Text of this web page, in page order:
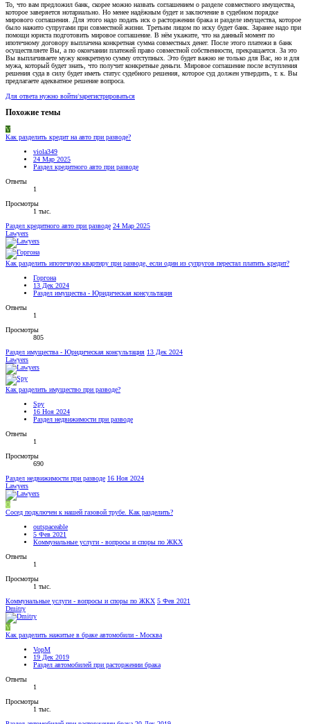
То, что вам предложил банк, скорее можно назвать соглашением о разделе совместного имущества,
которое заверяется нотариально. Но менее надёжным будет и заключение в судебном порядке
мирового соглашения. Для этого надо подать иск о расторжении брака и разделе имущества, которое
было нажито супругами при совместной жизни. Третьим лицом по иску будет банк. Заранее надо при
помощи юриста подготовить мировое соглашение. В нём укажите, что на данный момент по
ипотечному договору выплачена конкретная сумма совместных денег. После этого платежи в банк
осуществляете Вы, а по окончании платежей право совместной собственности, прекращается. За это
Вы выплачиваете мужу конкретную сумму отступных. Это будет важно не только для Вас, но и для
мужа, который будет знать, что получит конкретные деньги. Мировое соглашение после вступления
решения суда в силу будет иметь статус судебного решения, которое суд должен утвердить, т. к. Вы
предлагаете адекватное решение вопроса.
Для ответа нужно войти/зарегистрироваться
Похожие темы
V
Как разделить кредит на авто при разводе?
viola349
24 Мар 2025
Раздел кредитного авто при разводе
Ответы
1
Просмотры
1 тыс.
Раздел кредитного авто при разводе 24 Мар 2025
Lawyers
Как разделить ипотечную квартиру при разводе, если один из супругов перестал платить кредит?
Горгона
13 Дек 2024
Раздел имущества - Юридическая консультация
Ответы
1
Просмотры
805
Раздел имущества - Юридическая консультация 13 Дек 2024
Lawyers
Как разделить имущество при разводе?
Spy
16 Ноя 2024
Раздел недвижимости при разводе
Ответы
1
Просмотры
690
Раздел недвижимости при разводе 16 Ноя 2024
Lawyers
O
Сосед подключен к нашей газовой трубе. Как разделить?
outspaceable
5 Фев 2021
Коммунальные услуги - вопросы и споры по ЖКХ
Ответы
1
Просмотры
1 тыс.
Коммунальные услуги - вопросы и споры по ЖКХ 5 Фев 2021
Dmitry
V
Как разделить нажитые в браке автомобили - Москва
VopM
19 Дек 2019
Раздел автомобилей при расторжении брака
Ответы
1
Просмотры
1 тыс.